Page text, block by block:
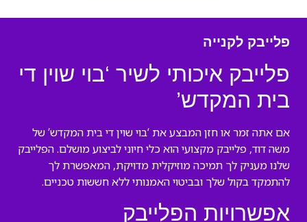
פלייבק לקנייה
פלייבק איכותי לשיר ‘בוי שוין די
בית המקדש’
אם אתה זמר או חזן המבצע את ‘בוי שוין די בית המקדש’ של
משה דוד, פלייבק מקצועי הוא כלי חיוני לביצוע מושלם. הפלייבק
שלנו מעניק לך תמיכה מוזיקלית מדויקת, המאפשרת לך
להתמקד בקול שלך ובביטוי האמנותי ללא חששות טכניים.
אפשרויות הפלייבק